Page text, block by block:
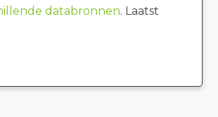
databronnen. Laatst